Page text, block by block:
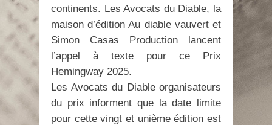
continents. Les Avocats du Diable, la
maison d’édition Au diable vauvert et
Simon Casas Production lancent
l’appel à texte pour ce Prix
Hemingway 2025.
Les Avocats du Diable organisateurs
du prix informent que la date limite
pour cette vingt et unième édition est